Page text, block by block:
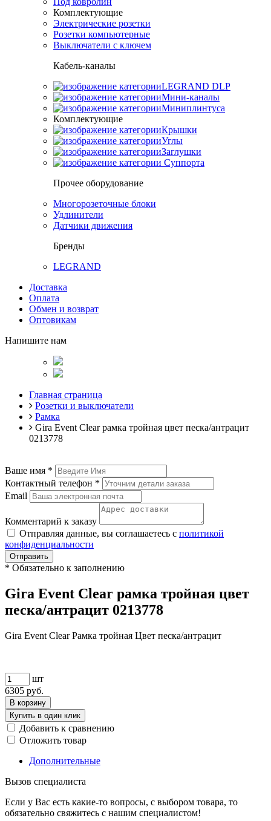
Комплектующие
Электрические розетки
Розетки компьютерные
Выключатели с ключем
Кабель-каналы
LEGRAND DLP
Мини-каналы
Миниплинтуса
Комплектующие
Крышки
Углы
Заглушки
Суппорта
Прочее оборудование
Многорозеточные блоки
Удлинители
Датчики движения
Бренды
LEGRAND
Доставка
Оплата
Обмен и возврат
Оптовикам
Напишите нам
Главная страница
Розетки и выключатели
Рамка
Gira Event Clear рамка тройная цвет песка/антрацит
0213778
Ваше имя *
Контактный телефон *
Email
Комментарий к заказу
Отправляя данные, вы соглашаетесь с политикой
конфиденциальности
Отправить
* Обязательно к заполнению
Gira Event Clear рамка тройная цвет
песка/антрацит 0213778
Gira Event Clear Рамка тройная Цвет песка/антрацит
шт
6305 руб.
В корзину
Купить в один клик
Добавить к сравнению
Отложить товар
Дополнительные
Вызов специалиста
Если у Вас есть какие-то вопросы, с выбором товара, то
обязательно свяжитесь с нашим специалистом!